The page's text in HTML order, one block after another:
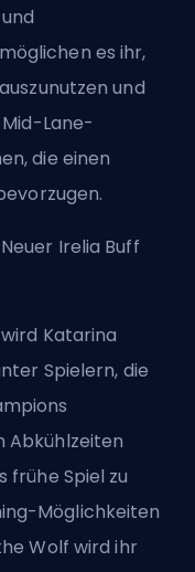
es ihr,
und
Lane-
die einen
Irelia Buff
Katarina
Spielern, die
Abkühlzeiten
frühe Spiel zu
Möglichkeiten
Wolf wird ihr